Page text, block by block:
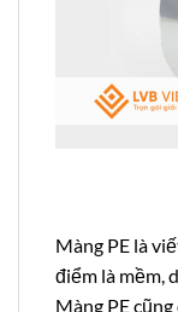
Màng PE là
điểm là mềm,
Màng PE